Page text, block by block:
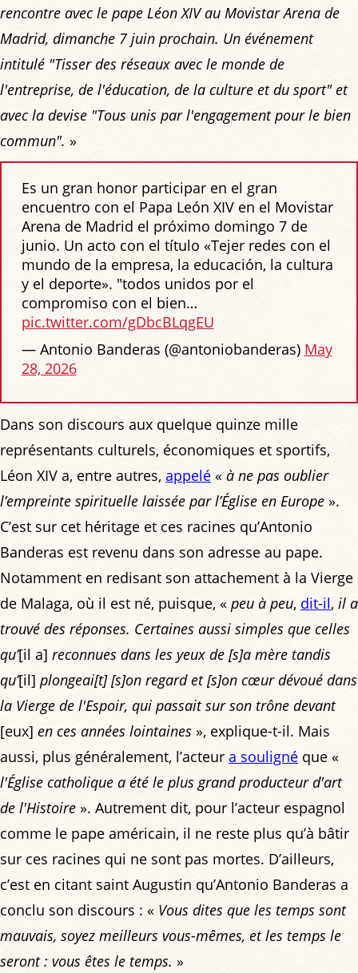
rencontre avec le pape Léon XIV au Movistar Arena de
Madrid, dimanche 7 juin prochain. Un événement
intitulé "Tisser des réseaux avec le monde de
l'entreprise, de l'éducation, de la culture et du sport" et
avec la devise "Tous unis par l'engagement pour le bien
commun". »
Es un gran honor participar en el gran
encuentro con el Papa León XIV en el Movistar
Arena de Madrid el próximo domingo 7 de
junio. Un acto con el título «Tejer redes con el
mundo de la empresa, la educación, la cultura
y el deporte». "todos unidos por el
compromiso con el bien…
pic.twitter.com/gDbcBLqgEU
— Antonio Banderas (@antoniobanderas) May
28, 2026
Dans son discours aux quelque quinze mille
représentants culturels, économiques et sportifs,
Léon XIV a, entre autres, appelé « à ne pas oublier
l’empreinte spirituelle laissée par l’Église en Europe ».
C’est sur cet héritage et ces racines qu’Antonio
Banderas est revenu dans son adresse au pape.
Notamment en redisant son attachement à la Vierge
de Malaga, où il est né, puisque, « peu à peu, dit-il, il a
trouvé des réponses. Certaines aussi simples que celles
qu’[il a] reconnues dans les yeux de [s]a mère tandis
qu’[il] plongeai[t] [s]on regard et [s]on cœur dévoué dans
la Vierge de l'Espoir, qui passait sur son trône devant
[eux] en ces années lointaines », explique-t-il. Mais
aussi, plus généralement, l’acteur a souligné que «
l'Église catholique a été le plus grand producteur d'art
de l'Histoire ». Autrement dit, pour l’acteur espagnol
comme le pape américain, il ne reste plus qu’à bâtir
sur ces racines qui ne sont pas mortes. D’ailleurs,
c’est en citant saint Augustin qu’Antonio Banderas a
conclu son discours : « Vous dites que les temps sont
mauvais, soyez meilleurs vous-mêmes, et les temps le
seront : vous êtes le temps. »